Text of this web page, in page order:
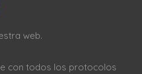
web.
con todos los protocolos